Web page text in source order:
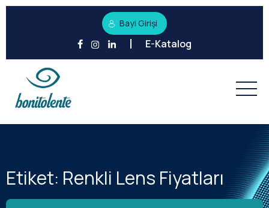
Bayi Girişi
E-Katalog
Etiket: Renkli Lens Fiyatları